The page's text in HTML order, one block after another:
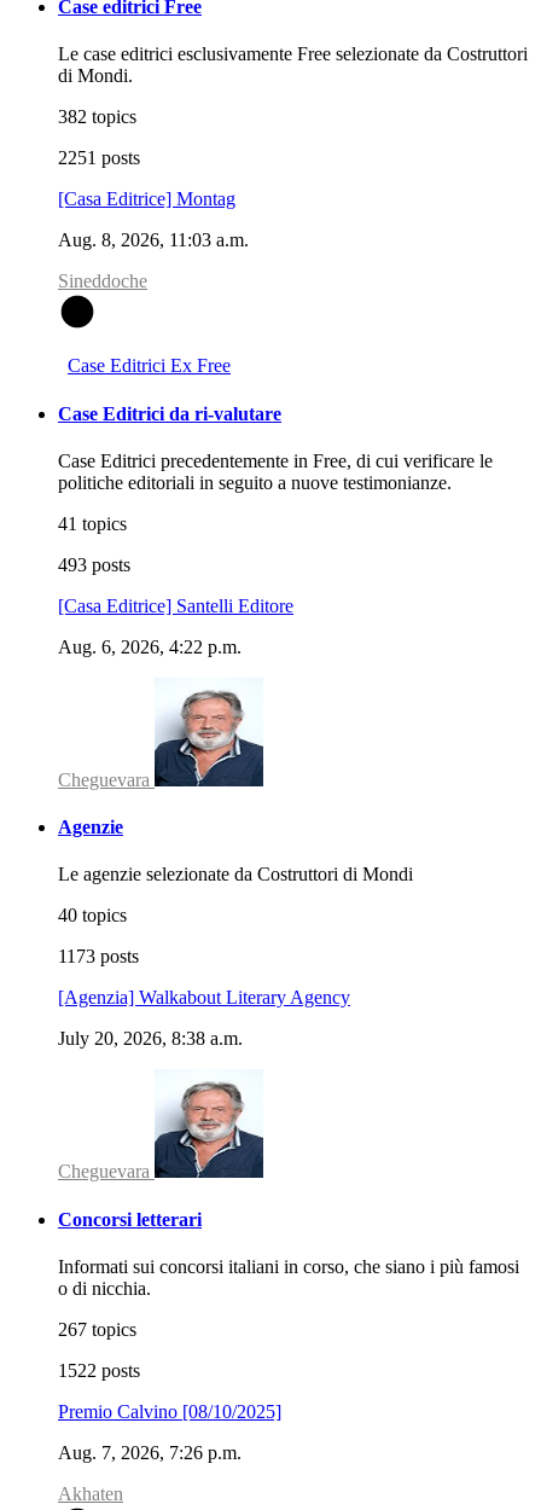
Case editrici Free
Le case editrici esclusivamente Free selezionate da Costruttori
di Mondi.
382 topics
2251 posts
[Casa Editrice] Montag
Aug. 8, 2026, 11:03 a.m.
Sineddoche
Case Editrici Ex Free
Case Editrici da ri-valutare
Case Editrici precedentemente in Free, di cui verificare le
politiche editoriali in seguito a nuove testimonianze.
41 topics
493 posts
[Casa Editrice] Santelli Editore
Aug. 6, 2026, 4:22 p.m.
Cheguevara
Agenzie
Le agenzie selezionate da Costruttori di Mondi
40 topics
1173 posts
[Agenzia] Walkabout Literary Agency
July 20, 2026, 8:38 a.m.
Cheguevara
Concorsi letterari
Informati sui concorsi italiani in corso, che siano i più famosi
o di nicchia.
267 topics
1522 posts
Premio Calvino [08/10/2025]
Aug. 7, 2026, 7:26 p.m.
Akhaten